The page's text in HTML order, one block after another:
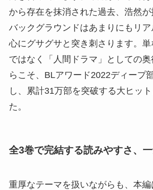
から存在を抹消された過去、浩然
バックグラウンドはあまりにもリ
心にグサグサと突き刺さります。
ではなく「人間ドラマ」としての
らこそ、BLアワード2022ディープ
し、累計31万部を突破する大ヒッ
た。
全3巻で完結する読みやすさ、
重厚なテーマを扱いながらも、本